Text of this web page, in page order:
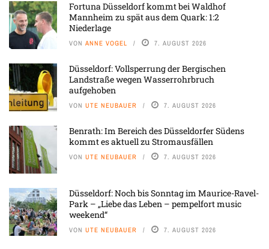
Fortuna Düsseldorf kommt bei Waldhof
Mannheim zu spät aus dem Quark: 1:2
Niederlage
VON ANNE VOGEL 7. AUGUST 2026
Düsseldorf: Vollsperrung der Bergischen
Landstraße wegen Wasserrohrbruch
aufgehoben
VON UTE NEUBAUER 7. AUGUST 2026
Benrath: Im Bereich des Düsseldorfer Südens
kommt es aktuell zu Stromausfällen
VON UTE NEUBAUER 7. AUGUST 2026
Düsseldorf: Noch bis Sonntag im Maurice-Ravel-
Park – „Liebe das Leben – pempelfort music
weekend“
VON UTE NEUBAUER 7. AUGUST 2026